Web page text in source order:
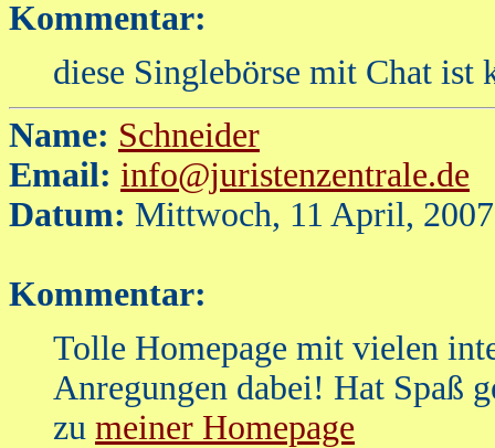
Kommentar:
diese Singlebörse mit Chat ist
Name: Schneider
Email: info@juristenzentrale.de
Datum: Mittwoch, 11 April,
Kommentar:
Tolle Homepage mit vielen
Anregungen dabei! Hat Spaß
zu meiner Homepage